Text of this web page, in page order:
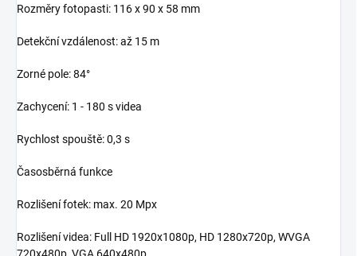
Rozměry fotopasti: 116 x 90 x 58 mm
Detekční vzdálenost: až 15 m
Zorné pole: 84°
Zachycení: 1 - 180 s videa
Rychlost spouště: 0,3 s
Časosběrná funkce
Rozlišení fotek: max. 20 Mpx
Rozlišení videa: Full HD 1920x1080p, HD 1280x720p, WVGA